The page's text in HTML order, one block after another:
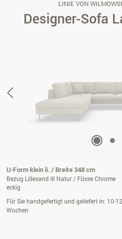
LINIE VON
Designer-Sofa
U-Form klein li. / Breite 348 cm
Bezug Lillesand III Natur / Füsse Chrome
eckig
Für Sie handgefertigt und geliefert in: 10-12
Wochen